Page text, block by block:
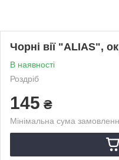
Чорні вії "ALIAS",
В наявності
Роздріб
145 ₴
Мінімальна сума